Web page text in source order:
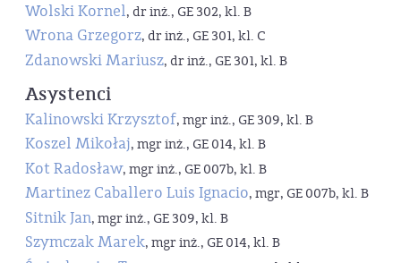
Wolski Kornel, dr inż., GE 302, kl. B
Wrona Grzegorz, dr inż., GE 301, kl. C
Zdanowski Mariusz, dr inż., GE 301, kl. B
Asystenci
Kalinowski Krzysztof, mgr inż., GE 309, kl. B
Koszel Mikołaj, mgr inż., GE 014, kl. B
Kot Radosław, mgr inż., GE 007b, kl. B
Martinez Caballero Luis Ignacio, mgr, GE 007b, kl. B
Sitnik Jan, mgr inż., GE 309, kl. B
Szymczak Marek, mgr inż., GE 014, kl. B